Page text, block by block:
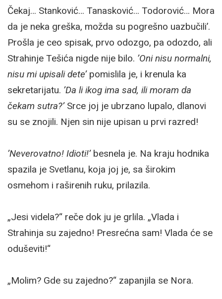
Čekaj… Stanković… Tanasković… Todorović… Mora
da je neka greška, možda su pogrešno uazbučili’.
Prošla je ceo spisak, prvo odozgo, pa odozdo, ali
Strahinje Tešića nigde nije bilo. ’Oni nisu normalni,
nisu mi upisali dete’pomislila je, i krenula ka
sekretarijatu. ’Da li ikog ima sad, ili moram da
čekam sutra?’Srce joj je ubrzano lupalo, dlanovi
su se znojili. Njen sin nije upisan u prvi razred!
’Neverovatno! Idioti!’besnela je. Na kraju hodnika
spazila je Svetlanu, koja joj je, sa širokim
osmehom i raširenih ruku, prilazila.
„Jesi videla?“ reče dok ju je grlila. „Vlada i
Strahinja su zajedno! Presrećna sam! Vlada će se
oduševiti!“
„Molim? Gde su zajedno?“ zapanjila se Nora.